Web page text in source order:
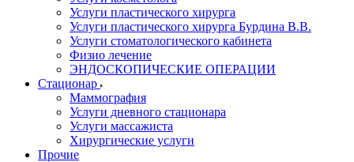
Услуги пластического хирурга
Услуги пластического хирурга Бурдина В.В.
Услуги стоматологического кабинета
Физио лечение
ЭНДОСКОПИЧЕСКИЕ ОПЕРАЦИИ
Стационар
Маммография
Услуги дневного стационара
Услуги массажиста
Хирургические услуги
Прочие